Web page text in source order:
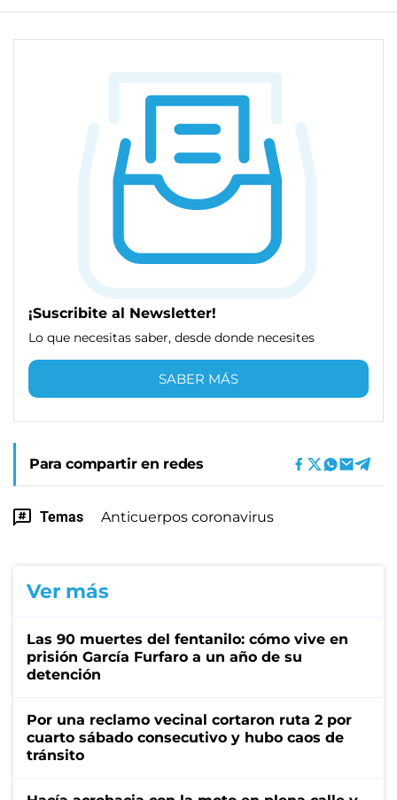
¡Suscribite al Newsletter!
Lo que necesitas saber, desde donde necesites
SABER MÁS
Para compartir en redes
Temas Anticuerpos coronavirus
Ver más
Las 90 muertes del fentanilo: cómo vive en
prisión García Furfaro a un año de su
detención
Por una reclamo vecinal cortaron ruta 2 por
cuarto sábado consecutivo y hubo caos de
tránsito